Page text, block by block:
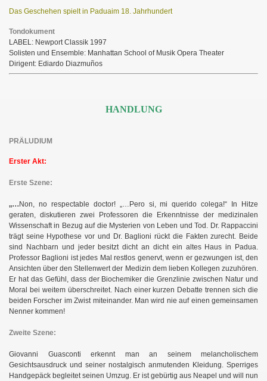
Das Geschehen spielt in Paduaim 18. Jahrhundert
Tondokument
LABEL: Newport Classik 1997
Solisten und Ensemble: Manhattan School of Musik Opera Theater
Dirigent: Ediardo Diazmuños
HANDLUNG
PRÄLUDIUM
Erster Akt:
Erste Szene:
„... Non, no respectable doctor! „…Pero si, mi querido colega!“ In Hitze
geraten, diskutieren zwei Professoren die Erkenntnisse der medizinalen
Wissenschaft in Bezug auf die Mysterien von Leben und Tod. Dr. Rappaccini
trägt seine Hypothese vor und Dr. Baglioni rückt die Fakten zurecht. Beide
sind Nachbarn und jeder besitzt dicht an dicht ein altes Haus in Padua.
Professor Baglioni ist jedes Mal restlos genervt, wenn er gezwungen ist, den
Ansichten über den Stellenwert der Medizin dem lieben Kollegen zuzuhören.
Er hat das Gefühl, dass der Biochemiker die Grenzlinie zwischen Natur und
Moral bei weitem überschreitet. Nach einer kurzen Debatte trennen sich die
beiden Forscher im Zwist miteinander. Man wird nie auf einen gemeinsamen
Nenner kommen!
Zweite Szene:
Giovanni Guasconti erkennt man an seinem melancholischem
Gesichtsausdruck und seiner nostalgisch anmutenden Kleidung. Sperriges
Handgepäck begleitet seinen Umzug. Er ist gebürtig aus Neapel und will nun